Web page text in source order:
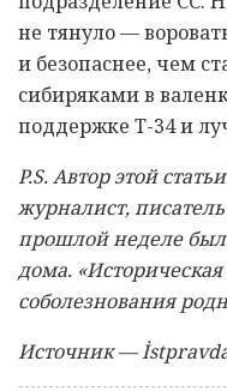
не тянуло —
и безопаснее, чем
сибиряками в
поддержке Т-34 и
P.S. Автор этой
журналист,
прошлой неделе был
дома.
соболезнования
Источник —